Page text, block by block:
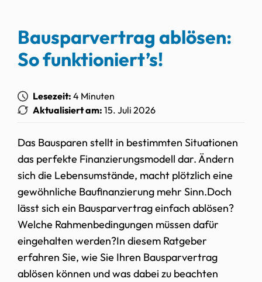
Bausparvertrag ablösen:
So funktioniert’s!
Lesezeit: 4 Minuten
Aktualisiert am: 15. Juli 2026
Das Bausparen stellt in bestimmten Situationen
das perfekte Finanzierungsmodell dar. Ändern
sich die Lebensumstände, macht plötzlich eine
gewöhnliche Baufinanzierung mehr Sinn.Doch
lässt sich ein Bausparvertrag einfach ablösen?
Welche Rahmenbedingungen müssen dafür
eingehalten werden?In diesem Ratgeber
erfahren Sie, wie Sie Ihren Bausparvertrag
ablösen können und was dabei zu beachten